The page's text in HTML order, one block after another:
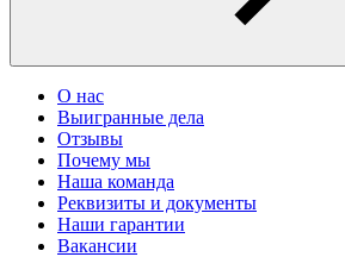
О нас
Выигранные дела
Отзывы
Почему мы
Наша команда
Реквизиты и документы
Наши гарантии
Вакансии